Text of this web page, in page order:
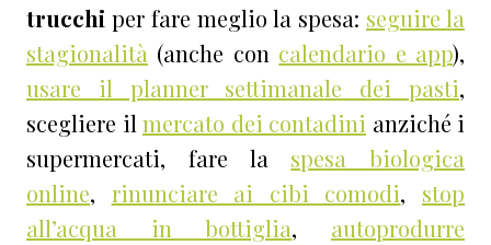
trucchi per fare meglio la spesa: seguire la
stagionalità (anche con calendario e app),
usare il planner settimanale dei pasti,
scegliere il mercato dei contadini anziché i
supermercati, fare la spesa biologica
online, rinunciare ai cibi comodi, stop
all’acqua in bottiglia, autoprodurre